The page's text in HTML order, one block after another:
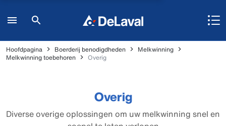
Hoofdpagina Boerderij benodigdheden
Melkwinning
Melkwinning toebehoren
Overig
Overig
Diverse overige oplossingen om uw melkwinning snel en